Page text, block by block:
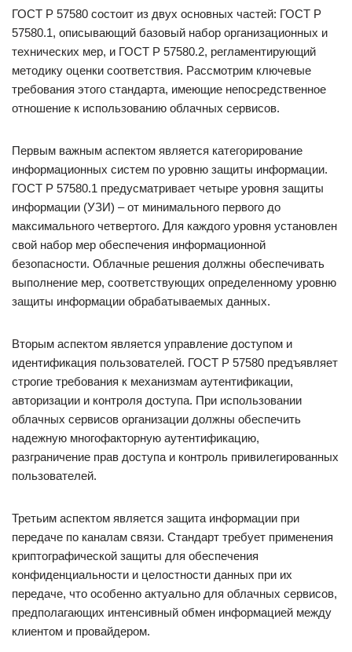
ГОСТ Р 57580 состоит из двух основных частей: ГОСТ Р
57580.1, описывающий базовый набор организационных и
технических мер, и ГОСТ Р 57580.2, регламентирующий
методику оценки соответствия. Рассмотрим ключевые
требования этого стандарта, имеющие непосредственное
отношение к использованию облачных сервисов.
Первым важным аспектом является категорирование
информационных систем по уровню защиты информации.
ГОСТ Р 57580.1 предусматривает четыре уровня защиты
информации (УЗИ) – от минимального первого до
максимального четвертого. Для каждого уровня установлен
свой набор мер обеспечения информационной
безопасности. Облачные решения должны обеспечивать
выполнение мер, соответствующих определенному уровню
защиты информации обрабатываемых данных.
Вторым аспектом является управление доступом и
идентификация пользователей. ГОСТ Р 57580 предъявляет
строгие требования к механизмам аутентификации,
авторизации и контроля доступа. При использовании
облачных сервисов организации должны обеспечить
надежную многофакторную аутентификацию,
разграничение прав доступа и контроль привилегированных
пользователей.
Третьим аспектом является защита информации при
передаче по каналам связи. Стандарт требует применения
криптографической защиты для обеспечения
конфиденциальности и целостности данных при их
передаче, что особенно актуально для облачных сервисов,
предполагающих интенсивный обмен информацией между
клиентом и провайдером.